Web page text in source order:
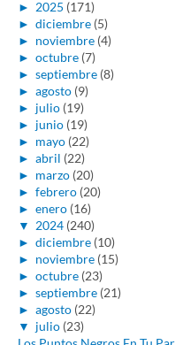
► 2025 (171)
► diciembre (5)
► noviembre (4)
► octubre (7)
► septiembre (8)
► agosto (9)
► julio (19)
► junio (19)
► mayo (22)
► abril (22)
► marzo (20)
► febrero (20)
► enero (16)
▼ 2024 (240)
► diciembre (10)
► noviembre (15)
► octubre (23)
► septiembre (21)
► agosto (22)
▼ julio (23)